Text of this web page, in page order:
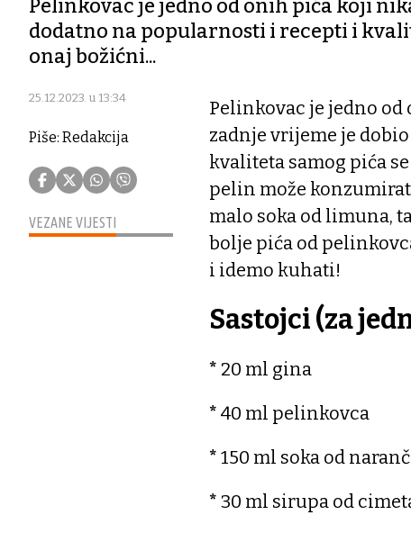
Pelinkovac je jedno od onih pića koji
dodatno na popularnosti i recepti i
onaj božićni...
25.12.2023. u 13:34
Piše: Redakcija
VEZANE VIJESTI
Pelinkovac je jedno
zadnje vrijeme je
kvaliteta samog pića
pelin može
malo soka od limuna,
bolje pića od
i idemo kuhati!
Sastojci (za
* 20 ml gina
* 40 ml pelinkovca
* 150 ml soka od
* 30 ml sirupa od